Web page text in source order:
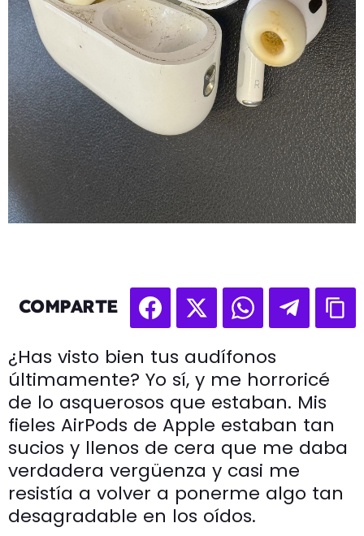
COMPARTE
¿Has visto bien tus audífonos
últimamente? Yo sí, y me horroricé
de lo asquerosos que estaban. Mis
fieles AirPods de Apple estaban tan
sucios y llenos de cera que me daba
verdadera vergüenza y casi me
resistía a volver a ponerme algo tan
desagradable en los oídos.